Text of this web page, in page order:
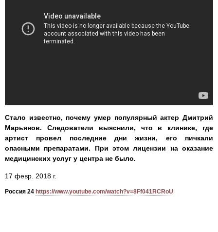
Стало известно, почему умер популярный актер Дмитрий
Марьянов. Следователи выяснили, что в клинике, где
артист провел последние дни жизни, его пичкали
опасными препаратами. При этом лицензии на оказание
медицинских услуг у центра не было.
17 февр. 2018 г.
Россия 24 https://www.youtube.com/watch?v=8Ff041RCRoU